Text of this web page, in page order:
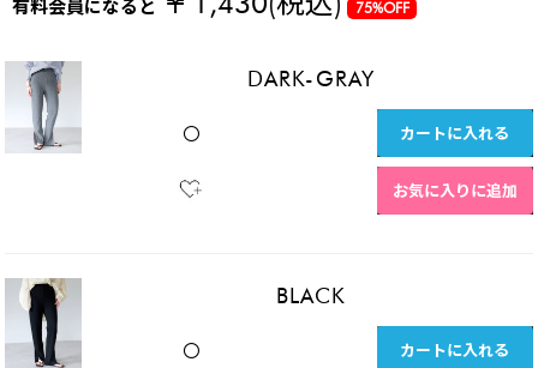
有料会員になると 75%OFF
DARK-GRAY
〇 カートに入れる
お気に入りに追加
BLACK
〇 カートに入れる